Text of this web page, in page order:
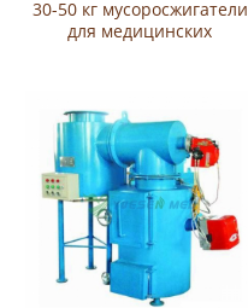
30-50 кг мусоросжигатели
для медицинских